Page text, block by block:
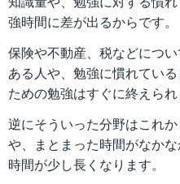
強時間に差が出るからです。
保険や不動産、税などにつ
ある人や、勉強に慣れてい
ための勉強はすぐに終えられ
逆にそういった分野はこれ
や、まとまった時間がなか
時間が少し長くなります。